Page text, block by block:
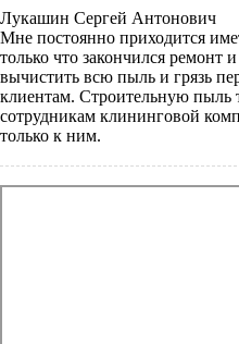
Лукашин Сергей Антонович
Мне постоянно приходится
только что закончился ремонт
вычистить всю пыль и грязь
клиентам. Строительную пыль
сотрудникам клининговой
только к ним.